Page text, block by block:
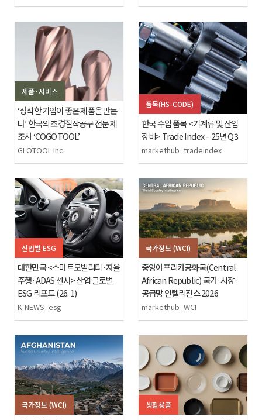
제품·서비스
‘정직한 기업이 좋은 제품을 만든
다’ 한국의 초경절삭공구 전문 제
조사 ‘COGOTOOL’
GLOTOOL Inc.
품목(HS-CODE)
한국 수입 품목 <기계류 및 산업
장비> Trade Index – 25년 Q3
markethub_tradeindex
산업별 ESG
대한민국 <스마트모빌리티·자율
주행·ADAS 센서> 산업 글로벌
ESG 리포트 (26. 1)
K-NEWS_esg
국가정보 (WCI)
중앙아프리카공화국(Central
African Republic) 국가·시장·
공급망 인텔리전스 2026
markethub_WCI
국가정보 (WCI) 생활용품